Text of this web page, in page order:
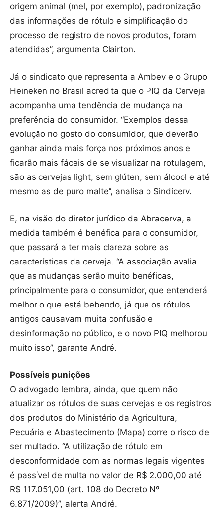
origem animal (mel, por exemplo), padronização
das informações de rótulo e simplificação do
processo de registro de novos produtos, foram
atendidas”, argumenta Clairton.
Já o sindicato que representa a Ambev e o Grupo
Heineken no Brasil acredita que o PIQ da Cerveja
acompanha uma tendência de mudança na
preferência do consumidor. “Exemplos dessa
evolução no gosto do consumidor, que deverão
ganhar ainda mais força nos próximos anos e
ficarão mais fáceis de se visualizar na rotulagem,
são as cervejas light, sem glúten, sem álcool e até
mesmo as de puro malte”, analisa o Sindicerv.
E, na visão do diretor jurídico da Abracerva, a
medida também é benéfica para o consumidor,
que passará a ter mais clareza sobre as
características da cerveja. “A associação avalia
que as mudanças serão muito benéficas,
principalmente para o consumidor, que entenderá
melhor o que está bebendo, já que os rótulos
antigos causavam muita confusão e
desinformação no público, e o novo PIQ melhorou
muito isso”, garante André.
Possíveis punições
O advogado lembra, ainda, que quem não
atualizar os rótulos de suas cervejas e os registros
dos produtos do Ministério da Agricultura,
Pecuária e Abastecimento (Mapa) corre o risco de
ser multado. “A utilização de rótulo em
desconformidade com as normas legais vigentes
é passível de multa no valor de R$ 2.000,00 até
R$ 117.051,00 (art. 108 do Decreto Nº
6.871/2009)”, alerta André.